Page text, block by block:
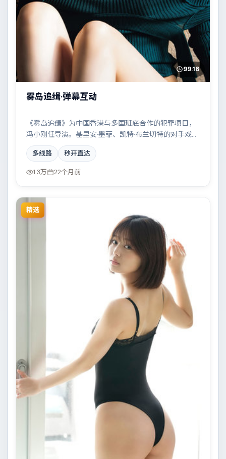
99:16
雾岛追缉·弹幕互动
《雾岛追缉》为中国香港与多国班底合作的犯罪项目，
冯小刚任导演。基里安·墨菲、凯特·布兰切特的对手戏成
为全片高光，家族恩怨与时代变迁交织成一曲悲歌。配
乐与摄影风格统一，具备院线质感。
多线路 秒开直达
1.3万 22个月前
精选